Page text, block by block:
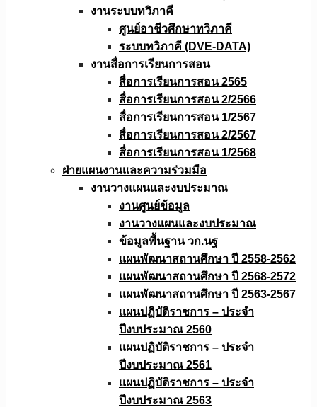
งานระบบทวิภาคี
ศูนย์อาชีวศึกษาทวิภาคี
ระบบทวิภาคี (DVE-DATA)
งานสื่อการเรียนการสอน
สื่อการเรียนการสอน 2565
สื่อการเรียนการสอน 2/2566
สื่อการเรียนการสอน 1/2567
สื่อการเรียนการสอน 2/2567
สื่อการเรียนการสอน 1/2568
ฝ่ายแผนงานเเละความร่วมมือ
งานวางแผนเเละงบประมาณ
งานศูนย์ข้อมูล
งานวางแผนและงบประมาณ
ข้อมูลพื้นฐาน วก.นฐ
แผนพัฒนาสถานศึกษา ปี 2558-2562
แผนพัฒนาสถานศึกษา ปี 2568-2572
แผนพัฒนาสถานศึกษา ปี 2563-2567
แผนปฏิบัติราชการ – ประจำ
ปีงบประมาณ 2560
แผนปฏิบัติราชการ – ประจำ
ปีงบประมาณ 2561
แผนปฏิบัติราชการ – ประจำ
ปีงบประมาณ 2563